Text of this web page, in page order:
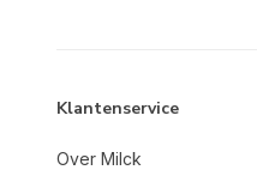
Klantenservice
Over Milck